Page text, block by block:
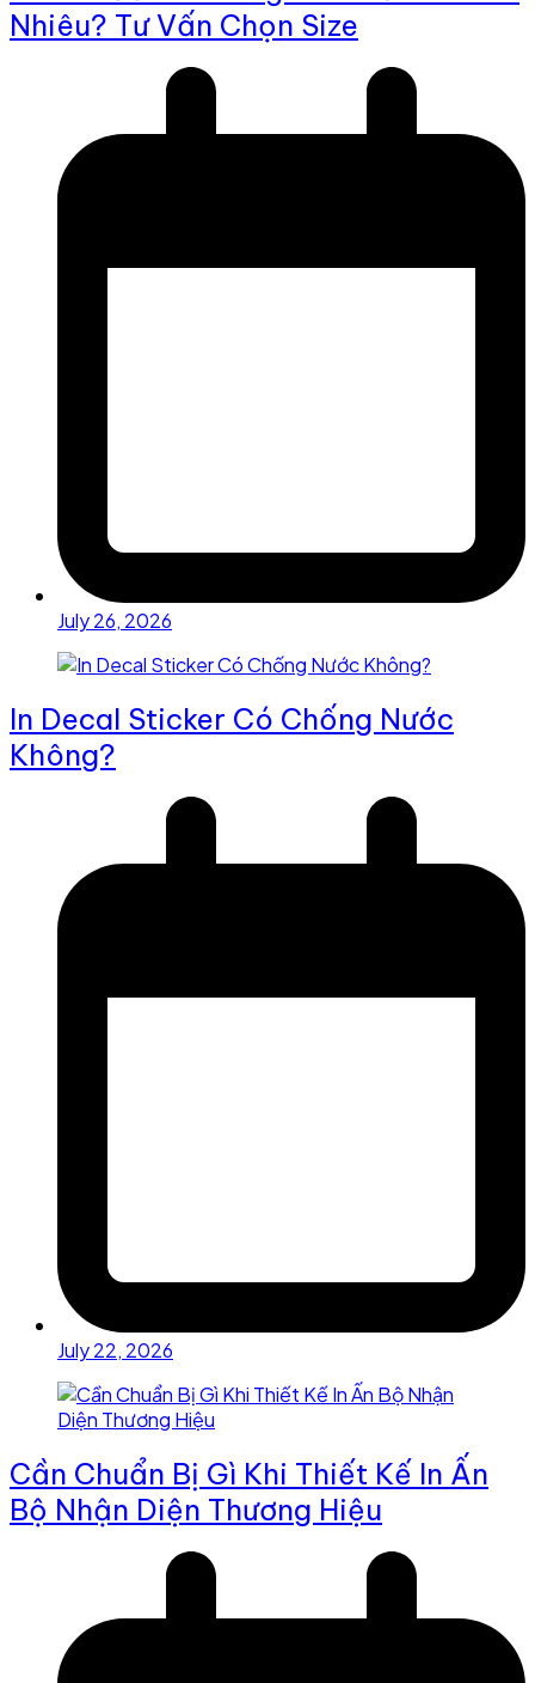
Nhiêu? Tư Vấn Chọn Size
July 26, 2026
In Decal Sticker Có Chống Nước
Không?
July 22, 2026
Cần Chuẩn Bị Gì Khi Thiết Kế In Ấn
Bộ Nhận Diện Thương Hiệu